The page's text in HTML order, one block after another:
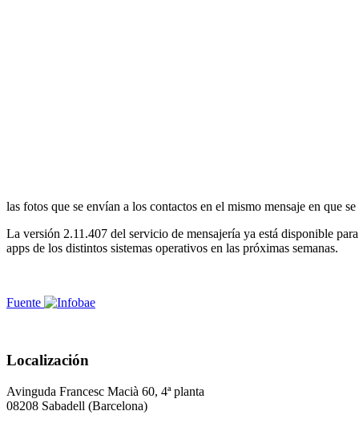
las fotos que se envían a los contactos en el mismo mensaje en que
La versión 2.11.407 del servicio de mensajería ya está disponible
apps de los distintos sistemas operativos en las próximas semanas.
Fuente
Localización
Avinguda Francesc Macià 60, 4ª planta
08208 Sabadell (Barcelona)